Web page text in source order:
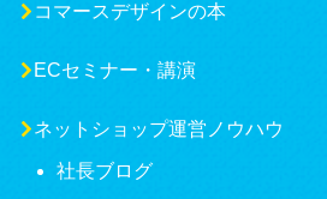
コマースデザインの本
ECセミナー・講演
ネットショップ運営ノウハウ
社長ブログ